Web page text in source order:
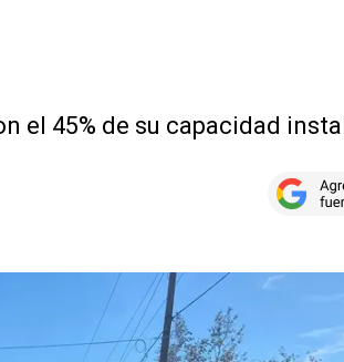
el 45% de su capacidad